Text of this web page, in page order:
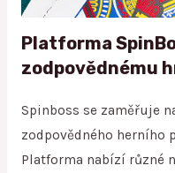
Platforma
zodpovědnému
Spinboss se zaměřuje
zodpovědného herního
Platforma nabízí různé